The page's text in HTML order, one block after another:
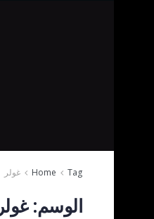
Home Tag غولر
الوسم:غولر